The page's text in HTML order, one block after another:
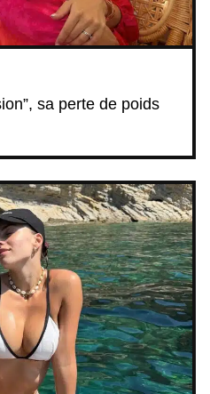
sa perte de poids